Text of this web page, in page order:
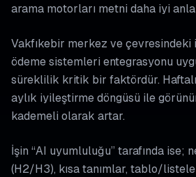
arama motorları metni daha iyi
Vakfıkebir merkez ve
ödeme sistemleri entegrasyonu
süreklilik kritik bir faktördür.
aylık iyileştirme döngüsü ile
kademeli olarak artar.
İşin “AI uyumluluğu” tarafında ise;
(H2/H3), kısa tanımlar, tablo/